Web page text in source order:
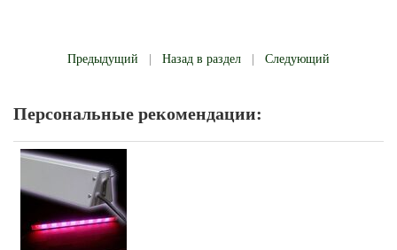
Предыдущий Назад в раздел Следующий
Персональные рекомендации: